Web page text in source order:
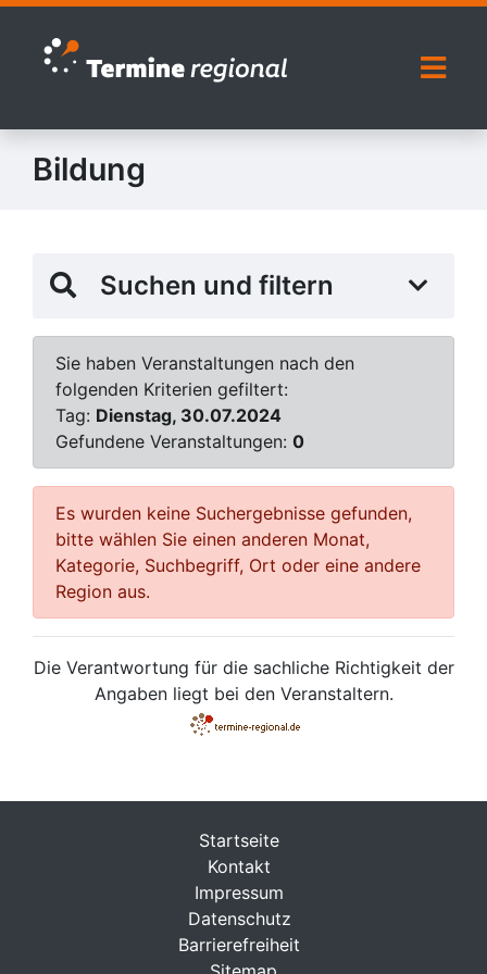
Zur Navigation springen
Zum Inhalt springen
Bildung
Suchen und filtern
Sie haben Veranstaltungen nach den
folgenden Kriterien gefiltert:
Tag: Dienstag, 30.07.2024
Gefundene Veranstaltungen: 0
Es wurden keine Suchergebnisse gefunden,
bitte wählen Sie einen anderen Monat,
Kategorie, Suchbegriff, Ort oder eine andere
Region aus.
Die Verantwortung für die sachliche Richtigkeit der
Angaben liegt bei den Veranstaltern.
Startseite
Kontakt
Impressum
Datenschutz
Barrierefreiheit